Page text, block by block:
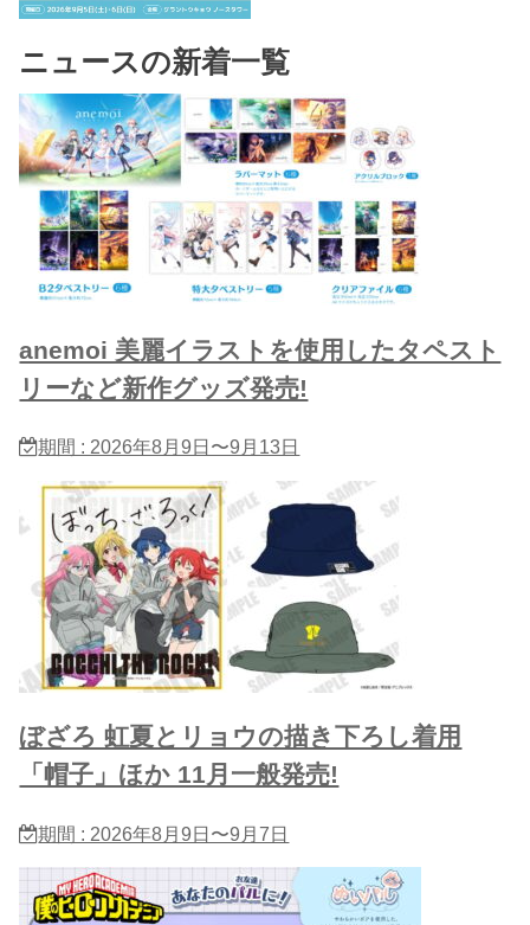
ニュースの新着一覧
anemoi 美麗イラストを使用したタペスト
リーなど新作グッズ発売!
期間 : 2026年8月9日〜9月13日
ぼざろ 虹夏とリョウの描き下ろし着用
「帽子」ほか 11月一般発売!
期間 : 2026年8月9日〜9月7日